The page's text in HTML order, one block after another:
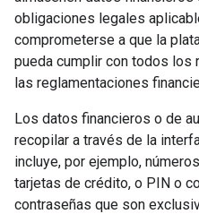
obligaciones legales
comprometerse a que la
pueda cumplir con todos
las reglamentaciones
Los datos financieros o de
recopilar a través de la
incluye, por ejemplo,
tarjetas de crédito, o PIN o
contraseñas que son